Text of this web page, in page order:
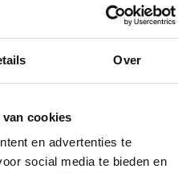
Over
cookies
en advertenties te
social media te bieden en